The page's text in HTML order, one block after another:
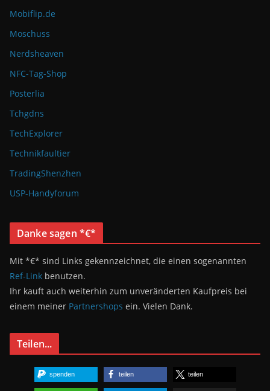
Mobiflip.de
Moschuss
Nerdsheaven
NFC-Tag-Shop
Posterlia
Tchgdns
TechExplorer
Technikfaultier
TradingShenzhen
USP-Handyforum
Danke sagen *€*
Mit *€* sind Links gekennzeichnet, die einen sogenannten
Ref-Link benutzen.
Ihr kauft auch weiterhin zum unveränderten Kaufpreis bei
einem meiner Partnershops ein. Vielen Dank.
Teilen...
spenden teilen teilen